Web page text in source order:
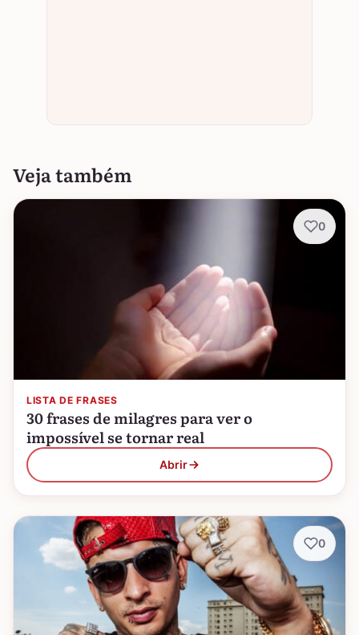
Veja também
LISTA DE FRASES
30 frases de milagres para ver o
impossível se tornar real
Abrir
0
0